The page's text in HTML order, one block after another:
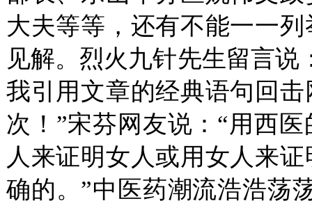
大夫等等，还有不能一一
见解。烈火九针先生留言
我引用文章的经典语句回
次！”宋芬网友说：“用西
人来证明女人或用女人来
确的。”中医药潮流浩浩荡